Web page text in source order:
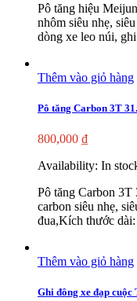
Pô tăng hiệu
nhôm siêu nhẹ,
dòng xe leo núi,
Thêm vào giỏ hàng
Pô tăng Carbon 3T
800,000 ₫
Availability: In
Pô tăng Carbon 3T
carbon siêu nhẹ,
đua,Kích thước
Thêm vào giỏ hàng
Ghi đông xe đạp